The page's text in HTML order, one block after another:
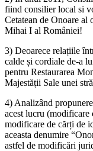
fiind consilier local si
Cetatean de Onoare al
Mihai I al României!
3) Deoarece relațiile
calde și cordiale de-a
pentru Restaurarea
Majestății Sale unei
4) Analizând
acest lucru (modificare
modificare de cărți de
aceasta denumire
astfel de modificări